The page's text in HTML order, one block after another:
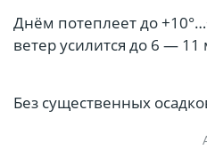
Днём потеплеет до
ветер усилится до 6 — 11
Без существенных